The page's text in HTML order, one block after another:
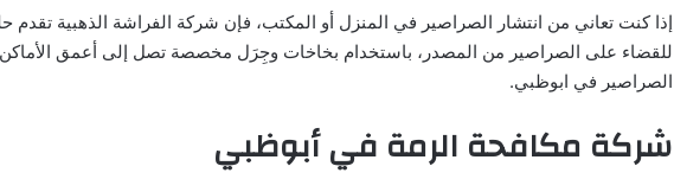
إذا كنت تعاني من انتشار الصراصير في المنزل أو المكتب، فإن شركة الفراشة الذهبية تقدم
للقضاء على الصراصير من المصدر، باستخدام بخاخات وجِرَل مخصصة تصل إلى أعمق
الصراصير في ابوظبي.
شركة مكافحة الرمة في أبوظبي